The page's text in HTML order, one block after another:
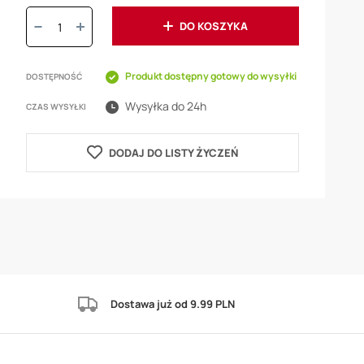
Ilość:
DO KOSZYKA
DOSTĘPNOŚĆ Produkt dostępny gotowy do wysyłki
CZAS WYSYŁKI Wysyłka do 24h
DODAJ DO LISTY ŻYCZEŃ
Dostawa już od 9.99 PLN